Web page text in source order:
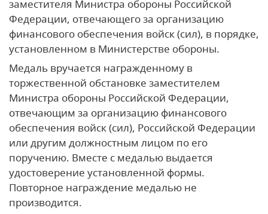
заместителя Министра обороны Российской
Федерации, отвечающего за организацию
финансового обеспечения войск (сил), в порядке,
установленном в Министерстве обороны.
Медаль вручается награжденному в
торжественной обстановке заместителем
Министра обороны Российской Федерации,
отвечающим за организацию финансового
обеспечения войск (сил), Российской Федерации
или другим должностным лицом по его
поручению. Вместе с медалью выдается
удостоверение установленной формы.
Повторное награждение медалью не
производится.